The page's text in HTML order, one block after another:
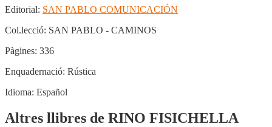
Editorial: SAN PABLO COMUNICACIÓN
Col.lecció: SAN PABLO - CAMINOS
Pàgines: 336
Enquadernació: Rústica
Idioma: Español
Altres llibres de RINO FISICHELLA